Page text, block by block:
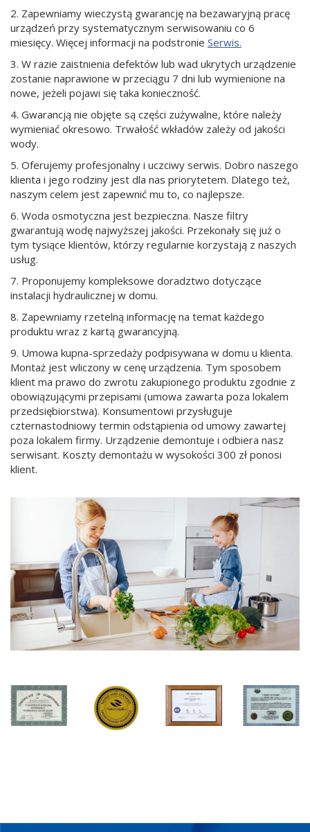
2. Zapewniamy wieczystą gwarancję na bezawaryjną pracę
urządzeń przy systematycznym serwisowaniu co 6
miesięcy. Więcej informacji na podstronie Serwis.
3. W razie zaistnienia defektów lub wad ukrytych urządzenie
zostanie naprawione w przeciągu 7 dni lub wymienione na
nowe, jeżeli pojawi się taka konieczność.
4. Gwarancją nie objęte są części zużywalne, które należy
wymieniać okresowo. Trwałość wkładów zależy od jakości
wody.
5. Oferujemy profesjonalny i uczciwy serwis. Dobro naszego
klienta i jego rodziny jest dla nas priorytetem. Dlatego też,
naszym celem jest zapewnić mu to, co najlepsze.
6. Woda osmotyczna jest bezpieczna. Nasze filtry
gwarantują wodę najwyższej jakości. Przekonały się już o
tym tysiące klientów, którzy regularnie korzystają z naszych
usług.
7. Proponujemy kompleksowe doradztwo dotyczące
instalacji hydraulicznej w domu.
8. Zapewniamy rzetelną informację na temat każdego
produktu wraz z kartą gwarancyjną.
9. Umowa kupna-sprzedaży podpisywana w domu u klienta.
Montaż jest wliczony w cenę urządzenia. Tym sposobem
klient ma prawo do zwrotu zakupionego produktu zgodnie z
obowiązującymi przepisami (umowa zawarta poza lokalem
przedsiębiorstwa). Konsumentowi przysługuje
czternastodniowy termin odstąpienia od umowy zawartej
poza lokalem firmy. Urządzenie demontuje i odbiera nasz
serwisant. Koszty demontażu w wysokości 300 zł ponosi
klient.